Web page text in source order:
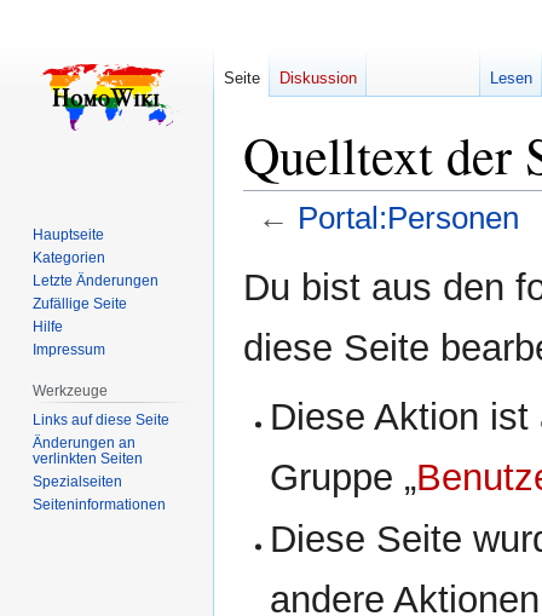
Quelltext der
← Portal:Personen
Navigation
Suche
Du bist aus den
diese Seite
Diese Aktion
Gruppe „
Diese Seite
andere
Seite Diskussion Lesen
Hauptseite
Kategorien
Letzte Änderungen
Zufällige Seite
Hilfe
Impressum
Werkzeuge
Links auf diese Seite
Änderungen an
verlinkten Seiten
Spezialseiten
Seiten­­informationen